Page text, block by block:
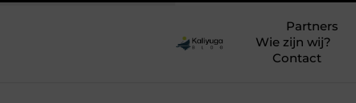
Partners
Wie zijn wij?
Contact